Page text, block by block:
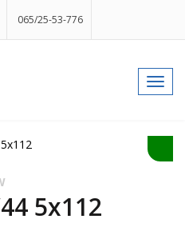
065/25-53-776
5x112